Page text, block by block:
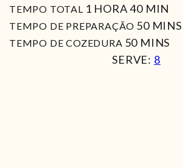
TEMPO TOTAL 1 HORA
HORA 40MIN
MIN
TEMPO DE PREPARAÇÃO 50MIN
MINS
TEMPO DE COZEDURA 50MIN
MINS
SERVE: 8